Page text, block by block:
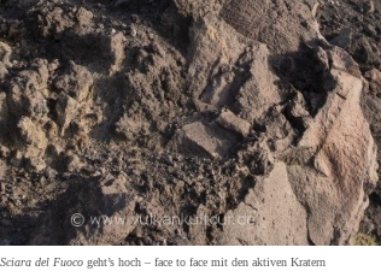
Sciara del Fuoco geht’s hoch – face to face mit den aktiven Kratern